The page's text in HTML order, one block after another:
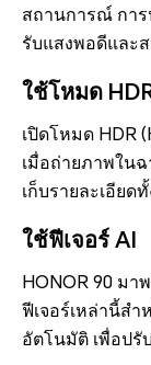
สถานการณ์ กา
รับแสงพอดีและ
ใช้โหมด
เปิดโหมด HDR
เมื่อถ่ายภาพใน
เก็บรายละเอีย
ใช้ฟีเจอร์ AI
HONOR 90 มา
ฟีเจอร์เหล่านี้ส
อัตโนมัติ เพื่อป